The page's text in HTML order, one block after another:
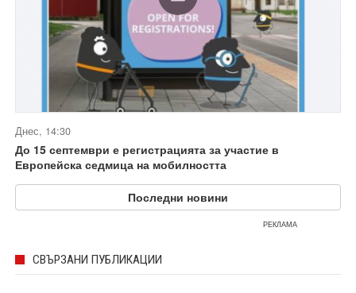
Днес, 14:30
До 15 септември е регистрацията за участие в
Европейска седмица на мобилността
Последни новини
РЕКЛАМА
СВЪРЗАНИ ПУБЛИКАЦИИ